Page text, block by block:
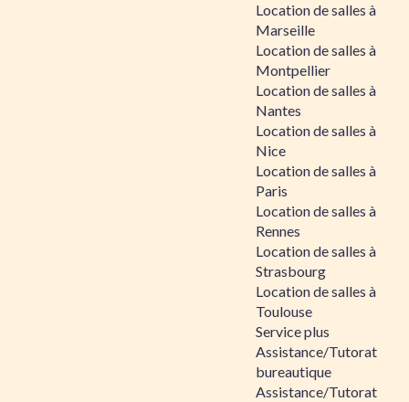
Location de salles à
Marseille
Location de salles à
Montpellier
Location de salles à
Nantes
Location de salles à
Nice
Location de salles à
Paris
Location de salles à
Rennes
Location de salles à
Strasbourg
Location de salles à
Toulouse
Service plus
Assistance/Tutorat
bureautique
Assistance/Tutorat